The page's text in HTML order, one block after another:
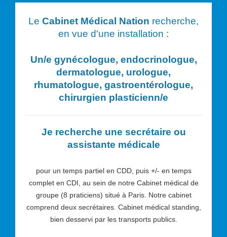
Le Cabinet Médical Nation recherche,
en vue d'une installation :
Un/e gynécologue, endocrinologue,
dermatologue, urologue,
rhumatologue, gastroentérologue,
chirurgien plasticienn/e
Je recherche une secrétaire ou
assistante médicale
pour un temps partiel en CDD, puis +/- en temps
complet en CDI, au sein de notre Cabinet médical de
groupe (8 praticiens) situé à Paris. Notre cabinet
comprend deux secrétaires. Cabinet médical standing,
bien desservi par les transports publics.